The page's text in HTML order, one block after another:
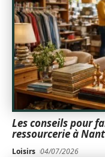
Les conseils pour
ressourcerie à
Loisirs 04/07/2026